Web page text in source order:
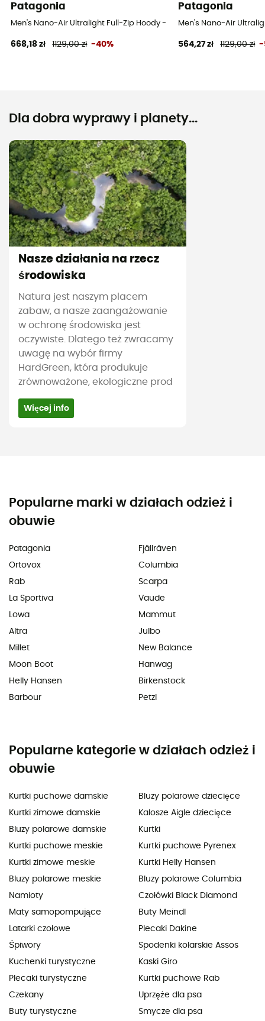
Patagonia
Men's Nano-Air Ultralight Full-Zip Hoody - Kurtka softshell meska
668,18 zł 1129,00 zł -40%
Patagonia
Men's Nano-Air
564,27 zł 1129,00 zł -
Dla dobra wyprawy i planety...
Nasze działania na rzecz
środowiska
Natura jest naszym placem
zabaw, a nasze zaangażowanie
w ochronę środowiska jest
oczywiste. Dlatego też zwracamy
uwagę na wybór firmy
HardGreen, która produkuje
zrównoważone, ekologiczne prod
Więcej info
Popularne marki w działach odzież i
obuwie
Patagonia
Ortovox
Rab
La Sportiva
Lowa
Altra
Millet
Moon Boot
Helly Hansen
Barbour
Fjällräven
Columbia
Scarpa
Vaude
Mammut
Julbo
New Balance
Hanwag
Birkenstock
Petzl
Popularne kategorie w działach odzież i
obuwie
Kurtki puchowe damskie
Kurtki zimowe damskie
Bluzy polarowe damskie
Kurtki puchowe meskie
Kurtki zimowe meskie
Bluzy polarowe meskie
Namioty
Maty samopompujące
Latarki czołowe
Śpiwory
Kuchenki turystyczne
Plecaki turystyczne
Czekany
Buty turystyczne
Bluzy polarowe dziecięce
Kalosze Aigle dziecięce
Kurtki
Kurtki puchowe Pyrenex
Kurtki Helly Hansen
Bluzy polarowe Columbia
Czołówki Black Diamond
Buty Meindl
Plecaki Dakine
Spodenki kolarskie Assos
Kaski Giro
Kurtki puchowe Rab
Uprzęże dla psa
Smycze dla psa